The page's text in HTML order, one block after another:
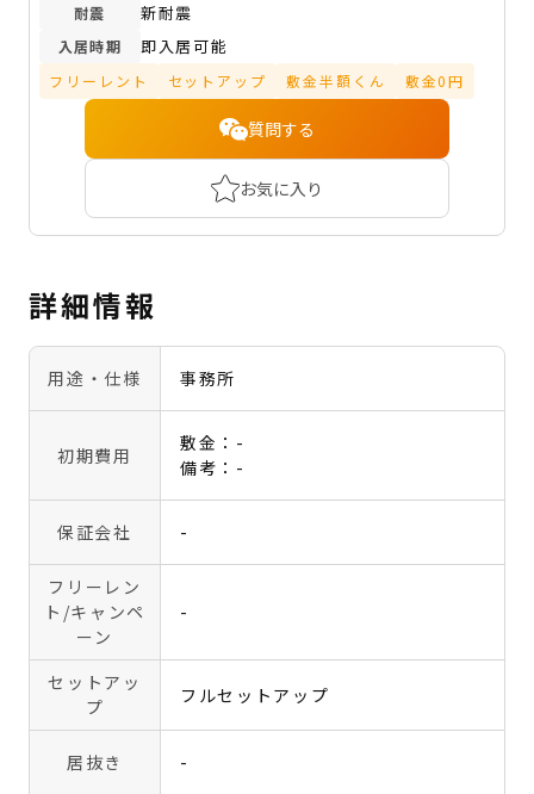
耐震 新耐震
入居時期 即入居可能
フリーレント セットアップ 敷金半額くん 敷金0円
質問する
お気に入り
詳細情報
用途・仕様 事務所
初期費用
敷金：-
備考：-
保証会社 -
フリーレン
ト /キャンペ
ーン
-
セットアッ
プ
フルセットアップ
居抜き -